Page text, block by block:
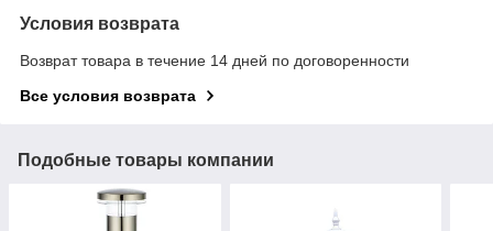
Условия возврата
Возврат товара в течение 14 дней по договоренности
Все условия возврата
Подобные товары компании